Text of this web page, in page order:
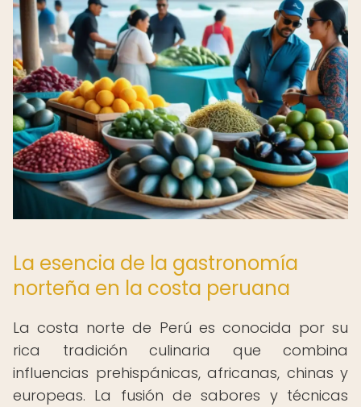
La esencia de la gastronomía
norteña en la costa peruana
La costa norte de Perú es conocida por su
rica tradición culinaria que combina
influencias prehispánicas, africanas, chinas y
europeas. La fusión de sabores y técnicas